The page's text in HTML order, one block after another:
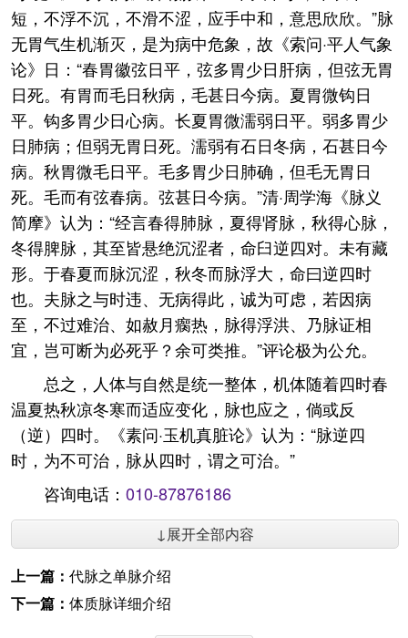
短，不浮不沉，不滑不涩，应手中和，意思欣欣。”脉
无胃气生机渐灭，是为病中危象，故《索问·平人气象
论》日：“春胃徽弦日平，弦多胃少日肝病，但弦无胃
日死。有胃而毛日秋病，毛甚日今病。夏胃微钩日
平。钩多胃少日心病。长夏胃微濡弱日平。弱多胃少
日肺病；但弱无胃日死。濡弱有石日冬病，石甚日今
病。秋胃微毛日平。毛多胃少日肺确，但毛无胃日
死。毛而有弦春病。弦甚日今病。”清·周学海《脉义
简摩》认为：“经言春得肺脉，夏得肾脉，秋得心脉，
冬得脾脉，其至皆悬绝沉涩者，命臼逆四对。未有藏
形。于春夏而脉沉涩，秋冬而脉浮大，命曰逆四时
也。夫脉之与时违、无病得此，诚为可虑，若因病
至，不过难治、如赦月瘸热，脉得浮洪、乃脉证相
宜，岂可断为必死乎？余可类推。”评论极为公允。
总之，人体与自然是统一整体，机体随着四时春
温夏热秋凉冬寒而适应变化，脉也应之，倘或反
（逆）四时。《素问·玉机真脏论》认为：“脉逆四
时，为不可治，脉从四时，谓之可治。”
咨询电话： 010-87876186
↓展开全部内容
上一篇： 代脉之单脉介绍
下一篇： 体质脉详细介绍